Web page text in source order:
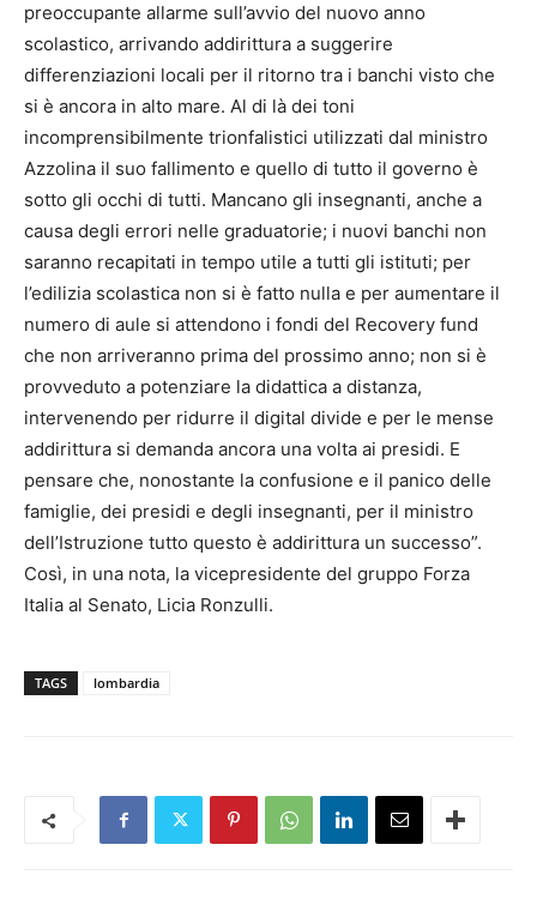
preoccupante allarme sull’avvio del nuovo anno
scolastico, arrivando addirittura a suggerire
differenziazioni locali per il ritorno tra i banchi visto che
si è ancora in alto mare. Al di là dei toni
incomprensibilmente trionfalistici utilizzati dal ministro
Azzolina il suo fallimento e quello di tutto il governo è
sotto gli occhi di tutti. Mancano gli insegnanti, anche a
causa degli errori nelle graduatorie; i nuovi banchi non
saranno recapitati in tempo utile a tutti gli istituti; per
l’edilizia scolastica non si è fatto nulla e per aumentare il
numero di aule si attendono i fondi del Recovery fund
che non arriveranno prima del prossimo anno; non si è
provveduto a potenziare la didattica a distanza,
intervenendo per ridurre il digital divide e per le mense
addirittura si demanda ancora una volta ai presidi. E
pensare che, nonostante la confusione e il panico delle
famiglie, dei presidi e degli insegnanti, per il ministro
dell’Istruzione tutto questo è addirittura un successo”.
Così, in una nota, la vicepresidente del gruppo Forza
Italia al Senato, Licia Ronzulli.
TAGS lombardia